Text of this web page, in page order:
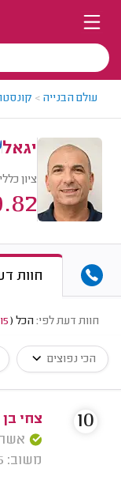
עולם הבנייה >
יגאל
ציון כללי
חוות
חוות דעת לפי: הכל (
הכי נפוצים
צחי
אשרור:
משוב: 16/03/2025
10